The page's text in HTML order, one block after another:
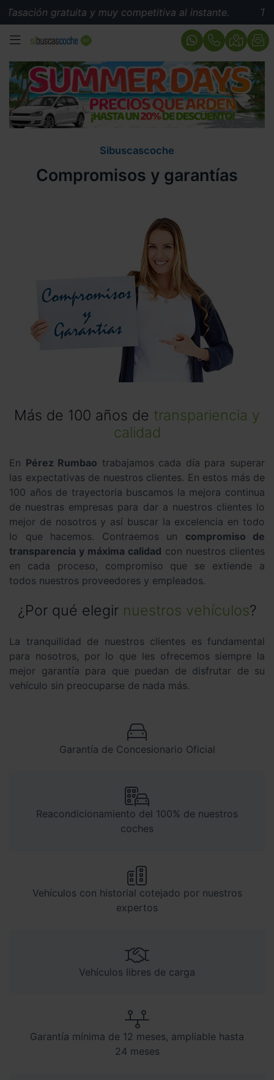
gratuita y muy competitiva al instante.
MENÚ
Sibuscascoche
Compromisos y garantías
Más de 100 años de transpariencia y
calidad
En Pérez Rumbao trabajamos cada día para superar
las expectativas de nuestros clientes. En estos más de
100 años de trayectoria buscamos la mejora continua
de nuestras empresas para dar a nuestros clientes lo
mejor de nosotros y así buscar la excelencia en todo
lo que hacemos. Contraemos un compromiso de
transparencia y máxima calidad con nuestros clientes
en cada proceso, compromiso que se extiende a
todos nuestros proveedores y empleados.
¿Por qué elegir nuestros vehículos?
La tranquilidad de nuestros clientes es fundamental
para nosotros, por lo que les ofrecemos siempre la
mejor garantía para que puedan de disfrutar de su
vehículo sin preocuparse de nada más.
Garantía de Concesionario Oficial
Reacondicionamiento del 100% de nuestros
coches
Vehículos con historial cotejado por nuestros
expertos
Vehículos libres de carga
Garantía mínima de 12 meses, ampliable hasta
24 meses